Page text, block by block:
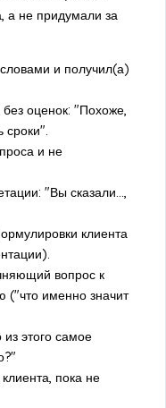
а не придумали за
и получил(а)
оценок: "Похоже,
сроки".
и не
"Вы сказали...,
клиента
вопрос к
("что именно значит
этого самое
пока не